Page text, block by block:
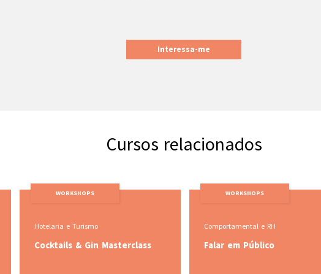
Interessa-me
Cursos relacionados
WORKSHOPS
Comportamental e RH
Falar em Público
WORKSHOPS
Comportamental e RH
(Des)confinar a mente